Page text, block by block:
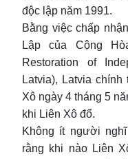
độc lập năm 1991.
Bằng việc chấp
Lập của Cộng
Restoration of
Latvia), Latvia
Xô ngày 4 tháng 5
khi Liên Xô đổ.
Không ít người
rằng khi nào Liên